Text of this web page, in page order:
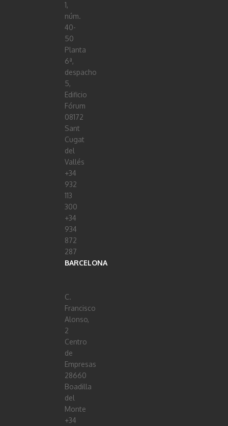
1,
núm.
40-
50
Planta
6ª,
despacho
5,
Edificio
Fórum
08172
Sant
Cugat
del
Vallés
+34
932
113
300
+34
934
872
287
BARCELONA
C.
Francisco
Alonso,
2
Centro
de
Empresas
28660
Boadilla
del
Monte
+34